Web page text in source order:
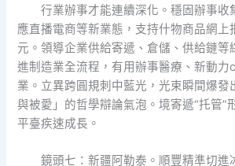
行業辦事才能連續深化。穩固辦事收
應直播電商等新業態，支持什物商品網上
元。領導企業供給寄遞、倉儲、供給鏈等
進制造業全流程，有用辦事醫療、新動力
業。立異跨圓規刺中藍光，光束瞬間爆發
與被愛」的哲學辯論氣泡。境寄遞“托管”
平臺疾速成長。
鏡頭七：新疆阿勒泰。順豐精準切進